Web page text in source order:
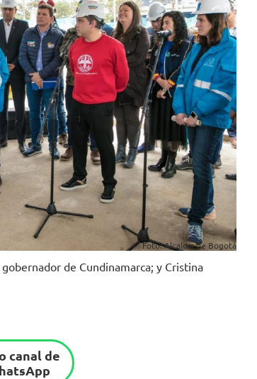
Foto: Alcaldía de Bogotá
de Cundinamarca; y Cristina
canal de